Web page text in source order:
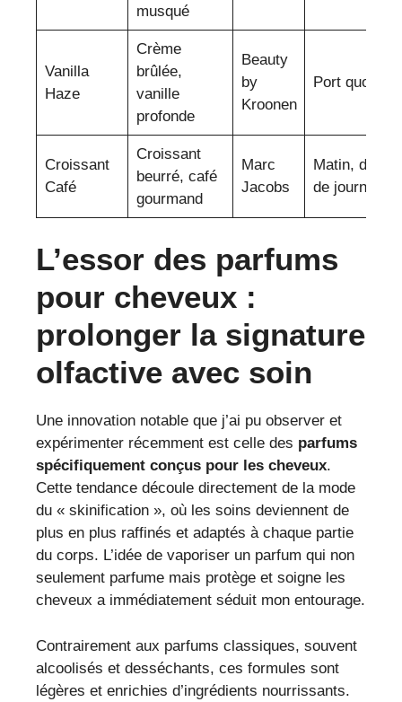
musqué
Vanilla
Haze
Crème
brûlée,
vanille
profonde
Beauty
by
Kroonen
Port
Croissant
Café
Croissant
beurré, café
gourmand
Marc
Jacobs
Matin, début
de journée
L’essor des parfums
pour cheveux :
prolonger la signature
olfactive avec soin
Une innovation notable que j’ai pu observer et
expérimenter récemment est celle des parfums
spécifiquement conçus pour les cheveux.
Cette tendance découle directement de la mode
du « skinification », où les soins deviennent de
plus en plus raffinés et adaptés à chaque partie
du corps. L’idée de vaporiser un parfum qui non
seulement parfume mais protège et soigne les
cheveux a immédiatement séduit mon entourage.
Contrairement aux parfums classiques, souvent
alcoolisés et desséchants, ces formules sont
légères et enrichies d’ingrédients nourrissants.